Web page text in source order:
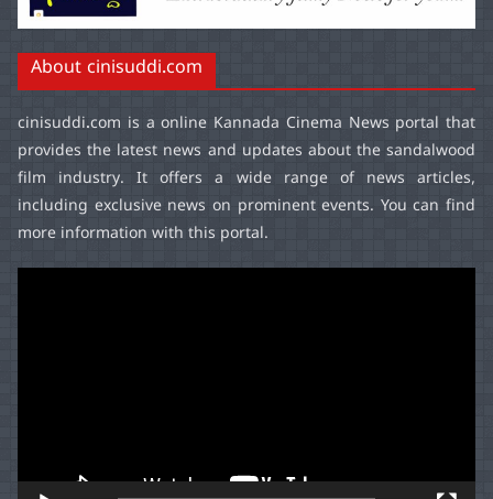
About cinisuddi.com
cinisuddi.com is a online Kannada Cinema News portal that
provides the latest news and updates about the sandalwood
film industry. It offers a wide range of news articles,
including exclusive news on prominent events. You can find
more information with this portal.